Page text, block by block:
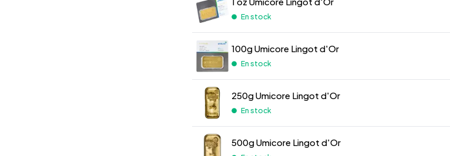
En stock
100g Umicore Lingot d'Or
En stock
250g Umicore Lingot d'Or
En stock
500g Umicore Lingot d'Or